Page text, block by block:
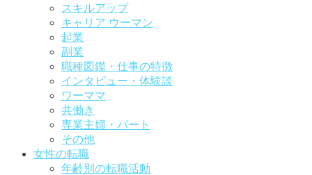
スキルアップ
キャリア ウーマン
起業
副業
職種図鑑・仕事の特徴
インタビュー・体験談
ワーママ
共働き
専業主婦・パート
その他
女性の転職
年齢別の転職活動